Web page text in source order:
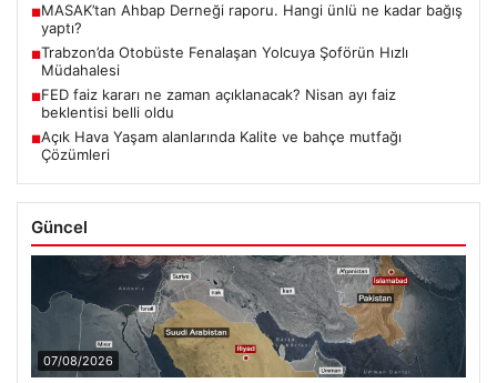
■MASAK’tan Ahbap Derneği raporu. Hangi ünlü ne kadar bağış
yaptı?
■Trabzon’da Otobüste Fenalaşan Yolcuya Şoförün Hızlı
Müdahalesi
■FED faiz kararı ne zaman açıklanacak? Nisan ayı faiz
beklentisi belli oldu
■Açık Hava Yaşam alanlarında Kalite ve bahçe mutfağı
Çözümleri
Güncel
07/08/2026